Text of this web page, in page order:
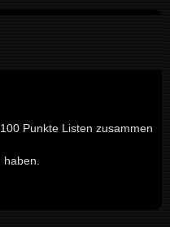
Punkte Listen zusammen